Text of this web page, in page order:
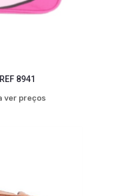
8941
ver preços